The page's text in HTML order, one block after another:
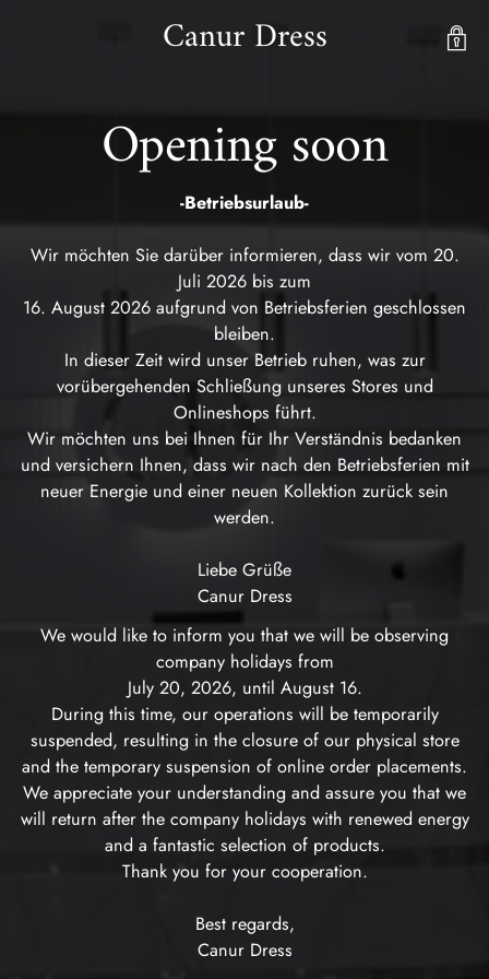
Canur Dress
Opening soon
-Betriebsurlaub-
Wir möchten Sie darüber informieren, dass wir vom 20.
Juli 2026 bis zum
16. August 2026 aufgrund von Betriebsferien geschlossen
bleiben.
In dieser Zeit wird unser Betrieb ruhen, was zur
vorübergehenden Schließung unseres Stores und
Onlineshops führt.
Wir möchten uns bei Ihnen für Ihr Verständnis bedanken
und versichern Ihnen, dass wir nach den Betriebsferien mit
neuer Energie und einer neuen Kollektion zurück sein
werden.
Liebe Grüße
Canur Dress
We would like to inform you that we will be observing
company holidays from
July 20, 2026, until August 16.
During this time, our operations will be temporarily
suspended, resulting in the closure of our physical store
and the temporary suspension of online order placements.
We appreciate your understanding and assure you that we
will return after the company holidays with renewed energy
and a fantastic selection of products.
Thank you for your cooperation.
Best regards,
Canur Dress